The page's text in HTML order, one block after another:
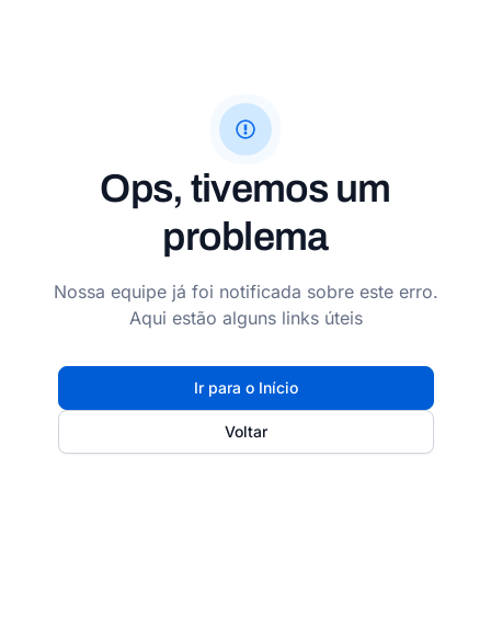
Ops, tivemos um
problema
Nossa equipe já foi notificada sobre este erro.
Aqui estão alguns links úteis
Ir para o Início
Voltar